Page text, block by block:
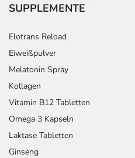
SUPPLEMENTE
Elotrans Reload
Eiweißpulver
Melatonin Spray
Kollagen
Vitamin B12 Tabletten
Omega 3 Kapseln
Laktase Tabletten
Ginseng